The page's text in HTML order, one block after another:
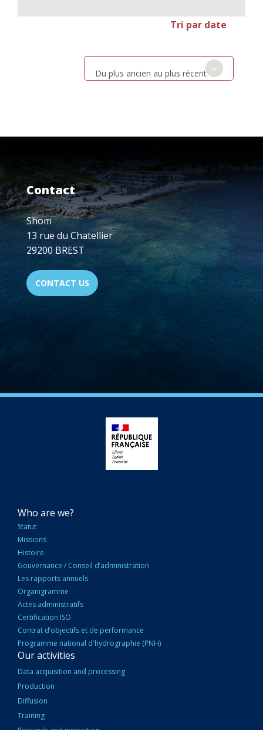
Tri par date
Du plus ancien au plus récent
Contact
Shom
13 rue du Chatellier
29200 BREST
CONTACT US
NAVIGATION
PRINCIPALE
Who are we?
Statut
Missions
Histoire
Gouvernance / Conseil d’administration
Les rapports annuels
Organigramme
Actes administratifs
Certification ISO
Contrat d’objectifs et de performance
Programme national d'hydrographie (PNH)
Our activities
Data acquisition and processing
Production
Diffusion
Training